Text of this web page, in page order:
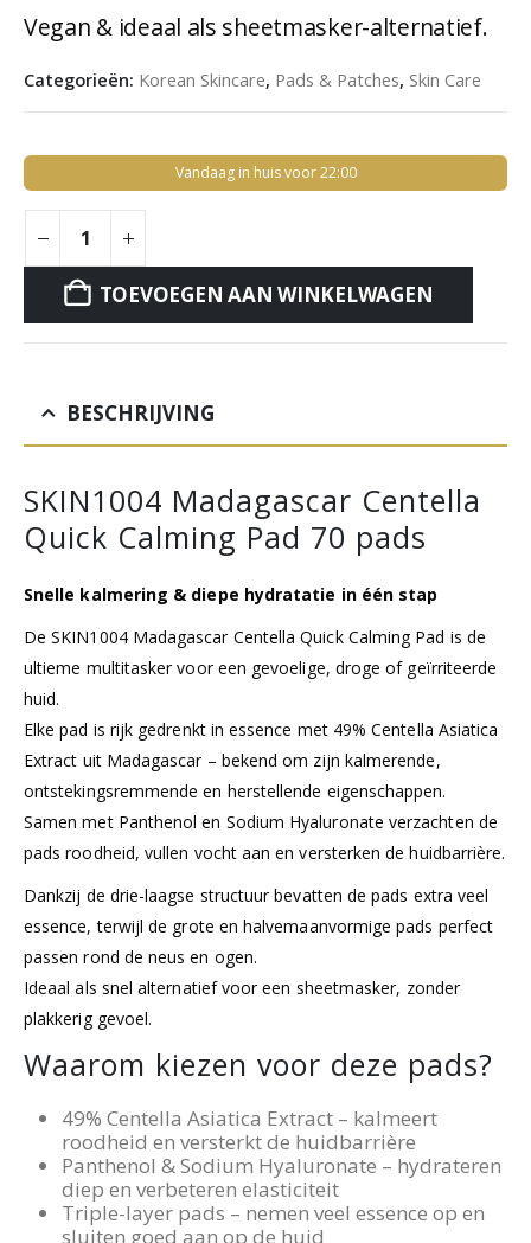
Vegan & ideaal als sheetmasker-alternatief.
Categorieën: Korean Skincare, Pads & Patches, Skin Care
Vandaag in huis voor 22:00
TOEVOEGEN AAN WINKELWAGEN
BESCHRIJVING
SKIN1004 Madagascar Centella
Quick Calming Pad 70 pads
Snelle kalmering & diepe hydratatie in één stap
De SKIN1004 Madagascar Centella Quick Calming Pad is de
ultieme multitasker voor een gevoelige, droge of geïrriteerde
huid.
Elke pad is rijk gedrenkt in essence met 49% Centella Asiatica
Extract uit Madagascar – bekend om zijn kalmerende,
ontstekingsremmende en herstellende eigenschappen.
Samen met Panthenol en Sodium Hyaluronate verzachten de
pads roodheid, vullen vocht aan en versterken de huidbarrière.
Dankzij de drie-laagse structuur bevatten de pads extra veel
essence, terwijl de grote en halvemaanvormige pads perfect
passen rond de neus en ogen.
Ideaal als snel alternatief voor een sheetmasker, zonder
plakkerig gevoel.
Waarom kiezen voor deze pads?
49% Centella Asiatica Extract – kalmeert
roodheid en versterkt de huidbarrière
Panthenol & Sodium Hyaluronate – hydrateren
diep en verbeteren elasticiteit
Triple-layer pads – nemen veel essence op en
sluiten goed aan op de huid